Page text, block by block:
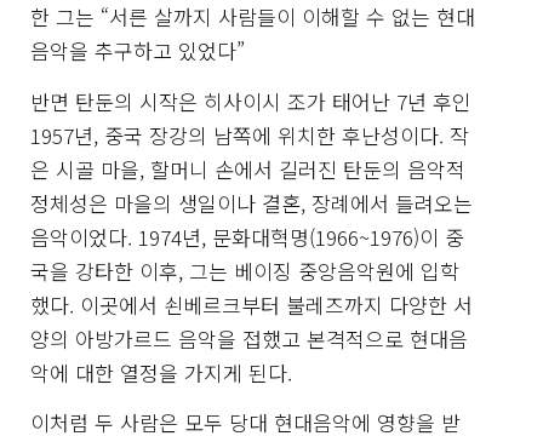
한 그는 “서른 살까지 사람들이 이해할 수 없는 현대
음악을 추구하고 있었다”
반면 탄둔의 시작은 히사이시 조가 태어난 7년 후인
1957년, 중국 장강의 남쪽에 위치한 후난성이다. 작
은 시골 마을, 할머니 손에서 길러진 탄둔의 음악적
정체성은 마을의 생일이나 결혼, 장례에서 들려오는
음악이었다. 1974년, 문화대혁명(1966~1976)이 중
국을 강타한 이후, 그는 베이징 중앙음악원에 입학
했다. 이곳에서 쇤베르크부터 불레즈까지 다양한 서
양의 아방가르드 음악을 접했고 본격적으로 현대음
악에 대한 열정을 가지게 된다.
이처럼 두 사람은 모두 당대 현대음악에 영향을 받